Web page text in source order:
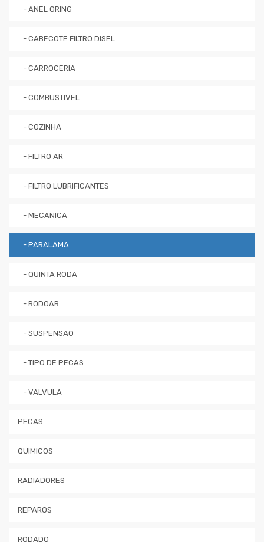
- ANEL ORING
- CABECOTE FILTRO DISEL
- CARROCERIA
- COMBUSTIVEL
- COZINHA
- FILTRO AR
- FILTRO LUBRIFICANTES
- MECANICA
- PARALAMA
- QUINTA RODA
- RODOAR
- SUSPENSAO
- TIPO DE PECAS
- VALVULA
PECAS
QUIMICOS
RADIADORES
REPAROS
RODADO